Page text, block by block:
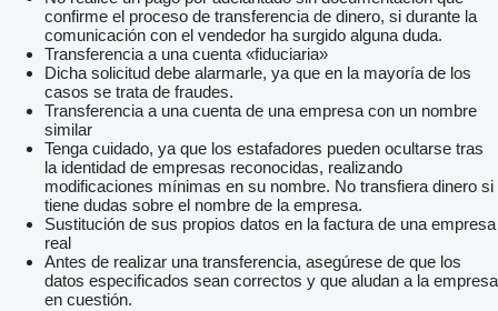
confirme el proceso de transferencia de dinero, si durante la
comunicación con el vendedor ha surgido alguna duda.
Transferencia a una cuenta «fiduciaria»
Dicha solicitud debe alarmarle, ya que en la mayoría de los
casos se trata de fraudes.
Transferencia a una cuenta de una empresa con un nombre
similar
Tenga cuidado, ya que los estafadores pueden ocultarse tras
la identidad de empresas reconocidas, realizando
modificaciones mínimas en su nombre. No transfiera dinero si
tiene dudas sobre el nombre de la empresa.
Sustitución de sus propios datos en la factura de una empresa
real
Antes de realizar una transferencia, asegúrese de que los
datos especificados sean correctos y que aludan a la empresa
en cuestión.